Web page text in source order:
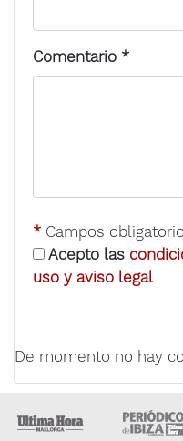
Comentario *
* Campos
Acepto las
uso y aviso legal
De momento no hay
Ultima Hora